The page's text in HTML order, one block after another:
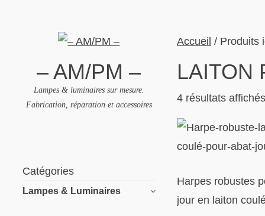
– AM/PM –
Lampes & luminaires sur mesure.
Fabrication, réparation et accessoires
content
Catégories
Lampes & Luminaires
Accueil / Produits
LAITON
4 résultats affichés
Harpes robustes
jour en laiton